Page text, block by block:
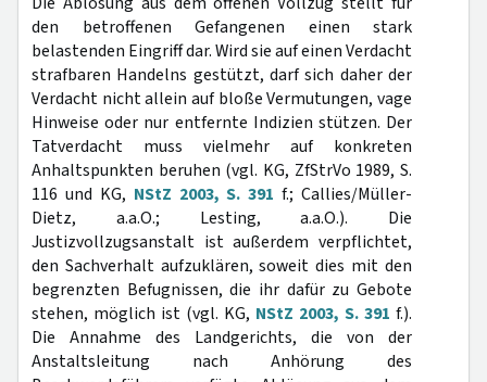
den betroffenen Gefangenen einen stark
belastenden Eingriff dar. Wird sie auf einen Verdacht
strafbaren Handelns gestützt, darf sich daher der
Verdacht nicht allein auf bloße Vermutungen, vage
Hinweise oder nur entfernte Indizien stützen. Der
Tatverdacht muss vielmehr auf konkreten
Anhaltspunkten beruhen (vgl. KG, ZfStrVo 1989, S.
116 und KG, NStZ 2003, S. 391 f.; Callies/Müller-
Dietz, a.a.O.; Lesting, a.a.O.). Die
Justizvollzugsanstalt ist außerdem verpflichtet,
den Sachverhalt aufzuklären, soweit dies mit den
begrenzten Befugnissen, die ihr dafür zu Gebote
stehen, möglich ist (vgl. KG, NStZ 2003, S. 391 f.).
Die Annahme des Landgerichts, die von der
Anstaltsleitung nach Anhörung des